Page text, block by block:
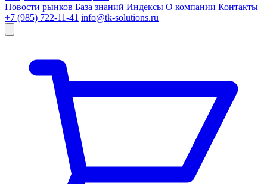
Новости рынков База знаний Индексы О компании Контакты
+7 (985) 722-11-41 info@tk-solutions.ru